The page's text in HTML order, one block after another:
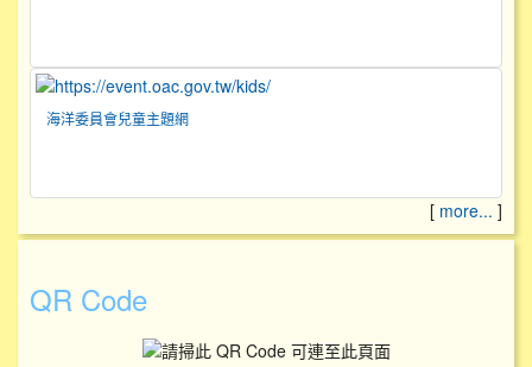
海洋委員會兒童主題網
[ more... ]
QR Code